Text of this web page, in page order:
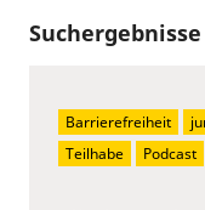
Suchergebnisse
Barrierefreiheit
Teilhabe
Podcast